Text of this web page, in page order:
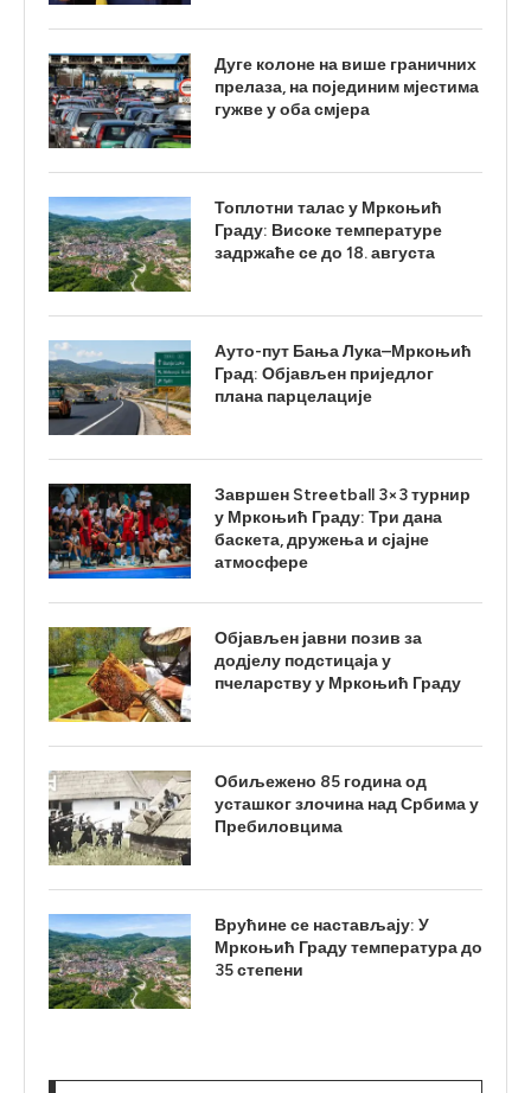
Дуге колоне на више граничних
прелаза, на појединим мјестима
гужве у оба смјера
Топлотни талас у Мркоњић
Граду: Високе температуре
задржаће се до 18. августа
Ауто-пут Бања Лука–Мркоњић
Град: Објављен приједлог
плана парцелације
Завршен Streetball 3×3 турнир
у Мркоњић Граду: Три дана
баскета, дружења и сјајне
атмосфере
Објављен јавни позив за
додјелу подстицаја у
пчеларству у Мркоњић Граду
Обиљежено 85 година од
усташког злочина над Србима у
Пребиловцима
Врућине се настављају: У
Мркоњић Граду температура до
35 степени